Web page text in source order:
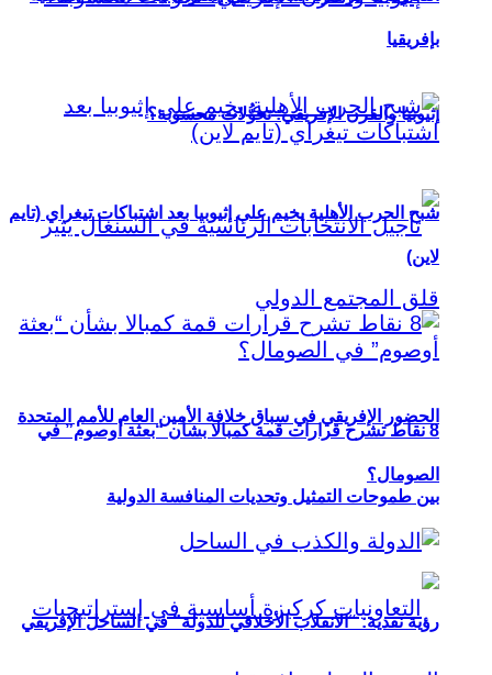
إثيوبيا والقرن الإفريقي: تحوُّلات محسوبة؟
الحضور الإفريقي في سباق خلافة الأمين العام للأمم المتحدة
بين طموحات التمثيل وتحديات المنافسة الدولية
بإفريقيا
شبح الحرب الأهلية يخيم على إثيوبيا بعد اشتباكات تيغراي (تايم
لاين)
8 نقاط تشرح قرارات قمة كمبالا بشأن “بعثة أوصوم” في
الصومال؟
رؤية نقدية: “الانقلاب الأخلاقي للدولة” في الساحل الإفريقي